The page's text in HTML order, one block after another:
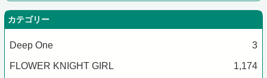
カテゴリー
Deep One 3
FLOWER KNIGHT GIRL 1,174